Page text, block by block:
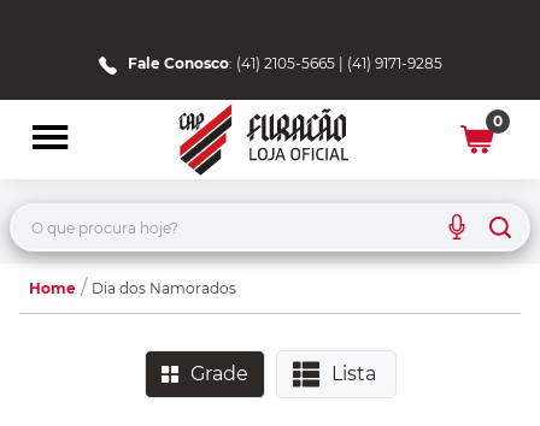
Fale Conosco: (41) 2105-5665 | (41) 9171-9285
0
O que procura hoje?
Home Dia dos Namorados
Grade Lista